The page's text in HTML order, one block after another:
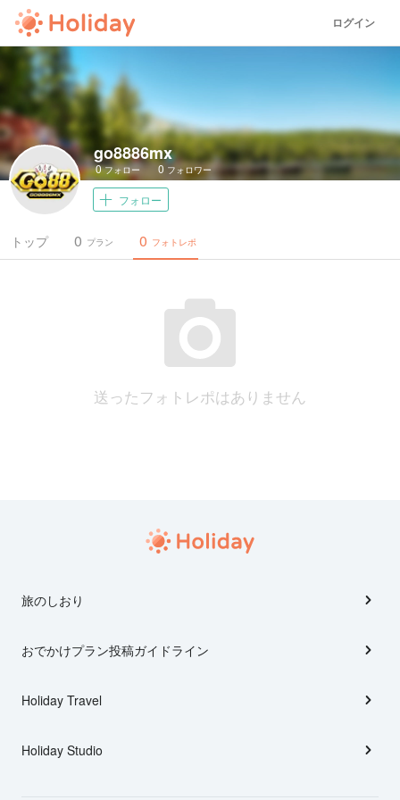
ログイン
go8886mx
0フォロー 0 フォロワー
フォロー
トップ プラン
0 フォトレポ
0
送ったフォトレポはありません
旅のしおり
おでかけプラン投稿ガイドライン
Holiday Travel
Holiday Studio